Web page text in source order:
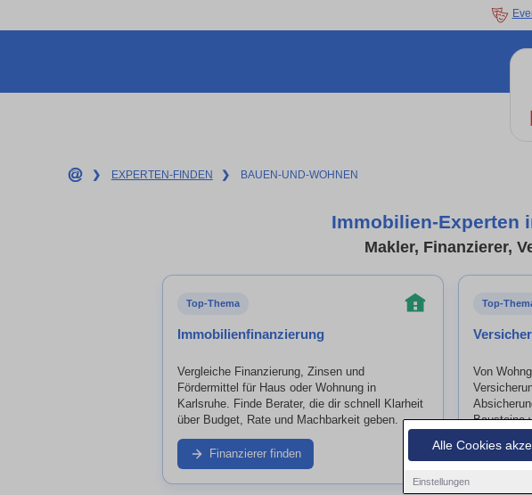
Alle Cookies
Einstellungen
❯ EXPERTEN-FINDEN ❯ BAUEN-UND-WOHNEN
Immobilien-Experten
Makler, Finanzierer,
Top-Thema
Immobilienfinanzierung
Vergleiche Finanzierung, Zinsen und
Fördermittel für Haus oder Wohnung in
Karlsruhe. Finde Berater, die dir schnell Klarheit
über Budget, Rate und Machbarkeit geben.
Finanzierer finden
Top-
Von
Bausteine